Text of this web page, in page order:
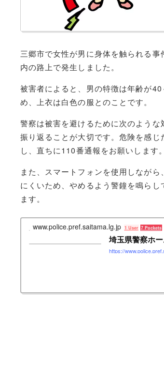
三郷市で女性が男に身体を触られる
内の路上で発生しました。
被害者によると、男の特徴は年齢が
め、上衣は白色の服とのことです。
警察は被害を避けるために次のよう
振り返ることが大切です。危険を感
し、直ちに110番通報をお願いします。
また、スマートフォンを使用しなが
にくいため、やめるよう警鐘を鳴ら
ます。
www.police.pref.saitama.lg.jp 1 User 7 Pockets
埼玉県警察ホ
https://